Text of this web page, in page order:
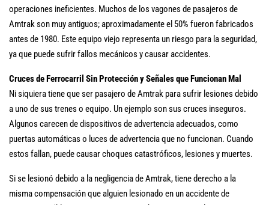
operaciones ineficientes. Muchos de los vagones de pasajeros de
Amtrak son muy antiguos; aproximadamente el 50% fueron fabricados
antes de 1980. Este equipo viejo representa un riesgo para la seguridad,
ya que puede sufrir fallos mecánicos y causar accidentes.
Cruces de Ferrocarril Sin Protección y Señales que Funcionan Mal
Ni siquiera tiene que ser pasajero de Amtrak para sufrir lesiones debido
a uno de sus trenes o equipo. Un ejemplo son sus cruces inseguros.
Algunos carecen de dispositivos de advertencia adecuados, como
puertas automáticas o luces de advertencia que no funcionan. Cuando
estos fallan, puede causar choques catastróficos, lesiones y muertes.
Si se lesionó debido a la negligencia de Amtrak, tiene derecho a la
misma compensación que alguien lesionado en un accidente de